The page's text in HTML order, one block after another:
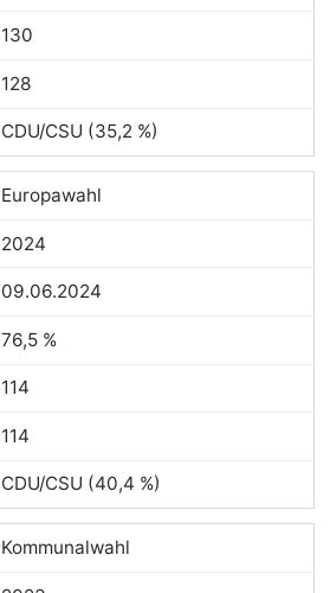
130
128
CDU/CSU (35,2 %)
Europawahl
2024
09.06.2024
76,5 %
114
114
CDU/CSU (40,4 %)
Kommunalwahl